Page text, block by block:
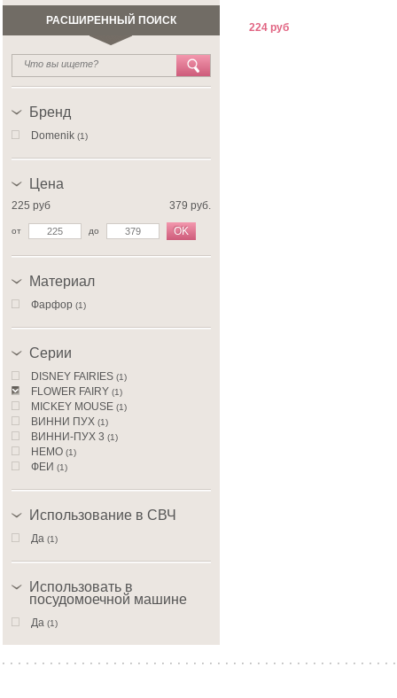
РАСШИРЕННЫЙ ПОИСК
Бренд
Domenik (1)
Цена
225 руб 379 руб.
от до OK
Материал
Фарфор (1)
Серии
DISNEY FAIRIES (1)
FLOWER FAIRY (1)
MICKEY MOUSE (1)
ВИННИ ПУХ (1)
ВИННИ-ПУХ 3 (1)
НЕМО (1)
ФЕИ (1)
Использование в СВЧ
Да (1)
Использовать в
посудомоечной машине
Да (1)
224 руб